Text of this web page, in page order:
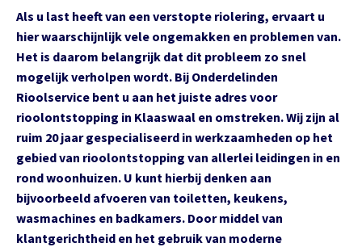
Als u last heeft van een verstopte riolering, ervaart u
hier waarschijnlijk vele ongemakken en problemen van.
Het is daarom belangrijk dat dit probleem zo snel
mogelijk verholpen wordt. Bij Onderdelinden
Rioolservice bent u aan het juiste adres voor
rioolontstopping in Klaaswaal en omstreken. Wij zijn al
ruim 20 jaar gespecialiseerd in werkzaamheden op het
gebied van rioolontstopping van allerlei leidingen in en
rond woonhuizen. U kunt hierbij denken aan
bijvoorbeeld afvoeren van toiletten, keukens,
wasmachines en badkamers. Door middel van
klantgerichtheid en het gebruik van moderne